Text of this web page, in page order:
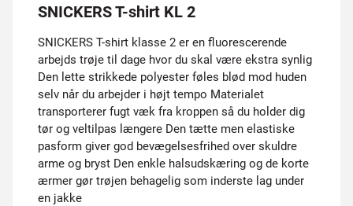
SNICKERS T-shirt KL 2
SNICKERS T-shirt klasse 2 er en fluorescerende
arbejds trøje til dage hvor du skal være ekstra synlig
Den lette strikkede polyester føles blød mod huden
selv når du arbejder i højt tempo Materialet
transporterer fugt væk fra kroppen så du holder dig
tør og veltilpas længere Den tætte men elastiske
pasform giver god bevægelsesfrihed over skuldre
arme og bryst Den enkle halsudskæring og de korte
ærmer gør trøjen behagelig som inderste lag under
en jakke